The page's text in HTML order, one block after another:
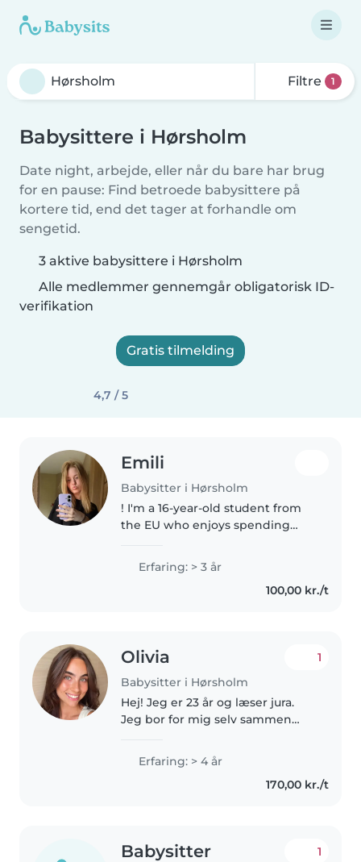
Filtre 1
Babysittere i Hørsholm
Date night, arbejde, eller når du bare har brug
for en pause: Find betroede babysittere på
kortere tid, end det tager at forhandle om
sengetid.
3 aktive babysittere i Hørsholm
Alle medlemmer gennemgår obligatorisk ID-
verifikation
Gratis tilmelding
4,7 / 5
Emili
Babysitter i Hørsholm
! I'm a 16-year-old student from
the EU who enjoys spending
patient, and responsible, and I
love helping with games,
Erfaring: > 3 år
100,00 kr./t
Olivia
Babysitter i Hørsholm
1
Hej! Jeg er 23 år og læser jura.
Jeg bor for mig selv sammen
Jeg har flere års erfaring med
børn i forskellige aldre. Jeg har
Erfaring: > 4 år
170,00 kr./t
Babysitter 1